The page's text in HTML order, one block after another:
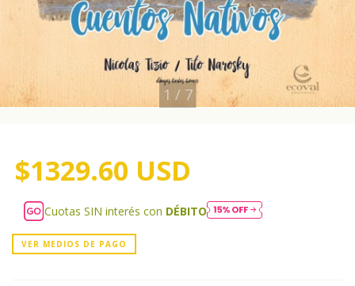
1 / 7
$1329.60 USD
Cuotas SIN interés con DÉBITO
VER MEDIOS DE PAGO